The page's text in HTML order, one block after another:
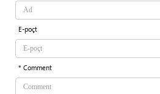
E-poçt
* Comment